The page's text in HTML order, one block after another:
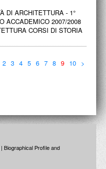
DI ARCHITETTURA - 1°
ACCADEMICO 2007/2008
CORSI DI STORIA
2 3 4 5 6 7 8 9 10 >
Biographical Profile and